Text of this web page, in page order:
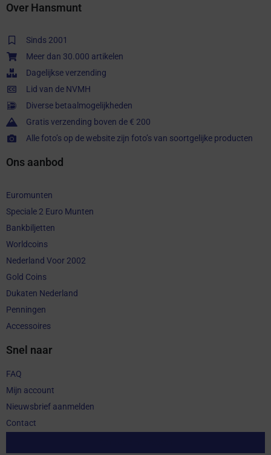
Over Hansmunt
Sinds 2001
Meer dan 30.000 artikelen
Dagelijkse verzending
Lid van de NVMH
Diverse betaalmogelijkheden
Gratis verzending boven de € 200
Alle foto’s op de website zijn foto’s van soortgelijke producten
Ons aanbod
Euromunten
Speciale 2 Euro Munten
Bankbiljetten
Worldcoins
Nederland Voor 2002
Gold Coins
Dukaten Nederland
Penningen
Accessoires
Snel naar
FAQ
Mijn account
Nieuwsbrief aanmelden
Contact